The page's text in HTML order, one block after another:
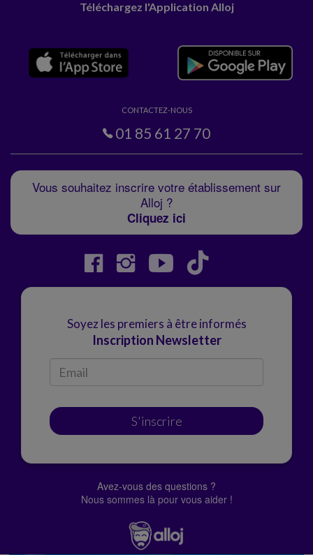
Téléchargez l'Application Alloj
CONTACTEZ-NOUS
01 85 61 27 70
Vous souhaitez inscrire votre établissement sur
Alloj ?
Cliquez ici
Soyez les premiers à être informés
Inscription Newsletter
S'inscrire
Avez-vous des questions ?
Nous sommes là pour vous aider !